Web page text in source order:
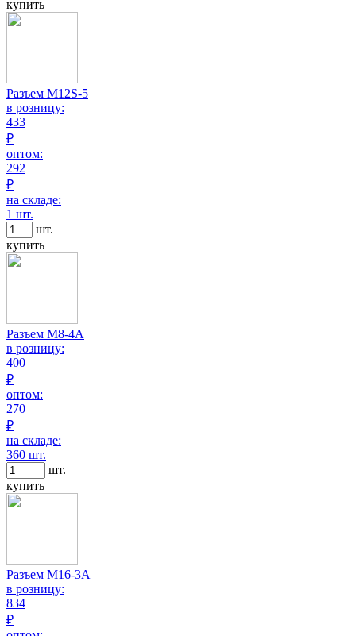
купить
Разъем M12S-5
в розницу:
433
₽
оптом:
292
₽
на складе:
1 шт.
шт.
купить
Разъем M8-4A
в розницу:
400
₽
оптом:
270
₽
на складе:
360 шт.
шт.
купить
Разъем M16-3A
в розницу:
834
₽